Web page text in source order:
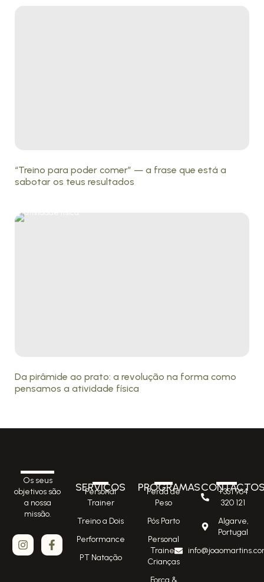
“Treino para poder comer” — a frase que está a
sabotar os teus resultados
Da pirâmide ao prato: a revolução na forma como
pensamos a atividade física
Os seus
objetivos são
a nossa
missão.
SERVIÇOS
Personal
Trainer
Treino a Dois
Performance
PT Natação
PROGRAMAS
Perda de
Peso
Pós Parto
Personal
Trainer
Crianças
+351 964
320 121
Algarve,
Portugal